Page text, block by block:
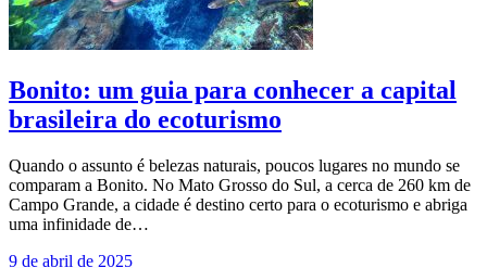
Bonito: um guia para conhecer a capital
brasileira do ecoturismo
Quando o assunto é belezas naturais, poucos lugares no mundo se
comparam a Bonito. No Mato Grosso do Sul, a cerca de 260 km de
Campo Grande, a cidade é destino certo para o ecoturismo e abriga
uma infinidade de…
9 de abril de 2025